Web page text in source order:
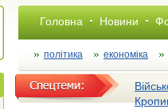
Головна Новини
політика економіка